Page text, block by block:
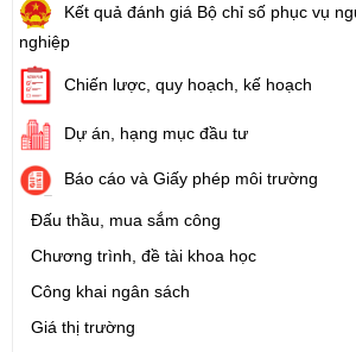
Kết quả đánh giá Bộ chỉ số phục vụ
nghiệp
Chiến lược, quy hoạch, kế hoạch
Dự án, hạng mục đầu tư
Báo cáo và Giấy phép môi trường
Đấu thầu, mua sắm công
Chương trình, đề tài khoa học
Công khai ngân sách
Giá thị trường